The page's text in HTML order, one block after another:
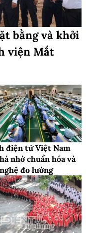
bằng và khởi
viện Mắt
điện tử Việt Nam
nhờ chuẩn hóa và
đo lường